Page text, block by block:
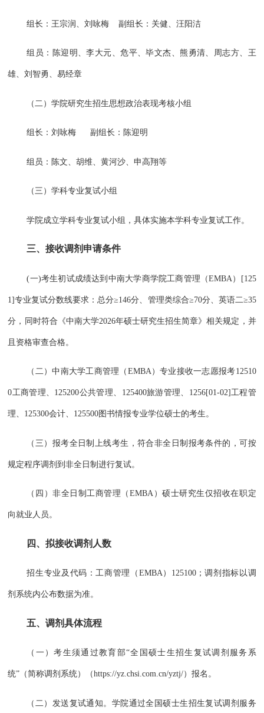
组长：王宗润、刘咏梅 副组长：关健、汪阳洁
组员：陈迎明、李大元、危平、毕文杰、熊勇清、周志方、王
雄、刘智勇、易经章
（二）学院研究生招生思想政治表现考核小组
组长：刘咏梅 副组长：陈迎明
组员：陈文、胡维、黄河沙、申高翔等
（三）学科专业复试小组
学院成立学科专业复试小组，具体实施本学科专业复试工作。
三、接收调剂申请条件
(一)考生初试成绩达到中南大学商学院工商管理（EMBA）[125
1]专业复试分数线要求：总分≥146分、管理类综合≥70分、英语二≥35
分，同时符合《中南大学2026年硕士研究生招生简章》相关规定，并
且资格审查合格。
（二）中南大学工商管理（EMBA）专业接收一志愿报考12510
0工商管理、125200公共管理、125400旅游管理、1256[01-02]工程管
理、125300会计、125500图书情报专业学位硕士的考生。
（三）报考全日制上线考生，符合非全日制报考条件的，可按
规定程序调剂到非全日制进行复试。
（四）非全日制工商管理（EMBA）硕士研究生仅招收在职定
向就业人员。
四、拟接收调剂人数
招生专业及代码：工商管理（EMBA）125100；调剂指标以调
剂系统内公布数据为准。
五、调剂具体流程
（一）考生须通过教育部“全国硕士生招生复试调剂服务系
统”（简称调剂系统）（https://yz.chsi.com.cn/yztj/）报名。
（二）发送复试通知。学院通过全国硕士生招生复试调剂服务